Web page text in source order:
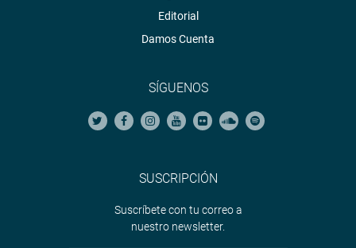
Editorial
Damos Cuenta
SÍGUENOS
SUSCRIPCIÓN
Suscríbete con tu correo a
nuestro newsletter.